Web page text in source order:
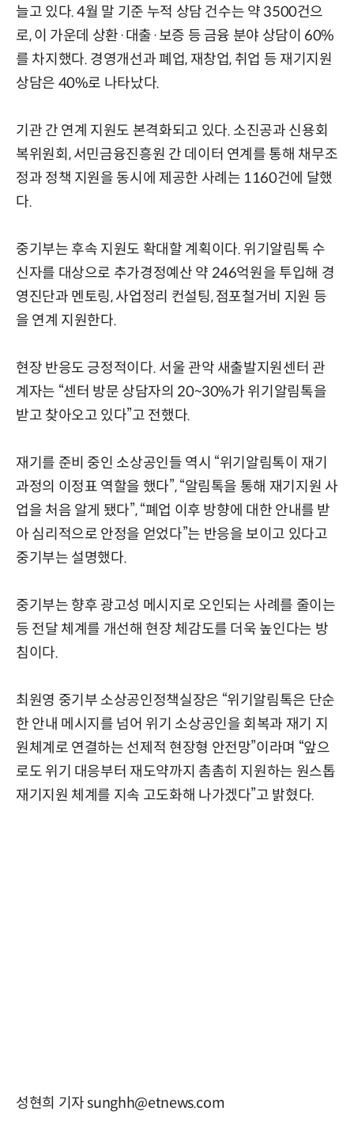
늘고 있다. 4월 말 기준 누적 상담 건수는 약 3500건으
로, 이 가운데 상환·대출·보증 등 금융 분야 상담이 60%
를 차지했다. 경영개선과 폐업, 재창업, 취업 등 재기지원
상담은 40%로 나타났다.
기관 간 연계 지원도 본격화되고 있다. 소진공과 신용회
복위원회, 서민금융진흥원 간 데이터 연계를 통해 채무조
정과 정책 지원을 동시에 제공한 사례는 1160건에 달했
다.
중기부는 후속 지원도 확대할 계획이다. 위기알림톡 수
신자를 대상으로 추가경정예산 약 246억원을 투입해 경
영진단과 멘토링, 사업정리 컨설팅, 점포철거비 지원 등
을 연계 지원한다.
현장 반응도 긍정적이다. 서울 관악 새출발지원센터 관
계자는 “센터 방문 상담자의 20~30%가 위기알림톡을
받고 찾아오고 있다”고 전했다.
재기를 준비 중인 소상공인들 역시 “위기알림톡이 재기
과정의 이정표 역할을 했다”, “알림톡을 통해 재기지원 사
업을 처음 알게 됐다”, “폐업 이후 방향에 대한 안내를 받
아 심리적으로 안정을 얻었다”는 반응을 보이고 있다고
중기부는 설명했다.
중기부는 향후 광고성 메시지로 오인되는 사례를 줄이는
등 전달 체계를 개선해 현장 체감도를 더욱 높인다는 방
침이다.
최원영 중기부 소상공인정책실장은 “위기알림톡은 단순
한 안내 메시지를 넘어 위기 소상공인을 회복과 재기 지
원체계로 연결하는 선제적 현장형 안전망”이라며 “앞으
로도 위기 대응부터 재도약까지 촘촘히 지원하는 원스톱
재기지원 체계를 지속 고도화해 나가겠다”고 밝혔다.
성현희 기자 sunghh@etnews.com